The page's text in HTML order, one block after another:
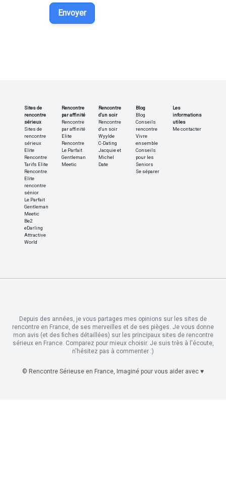
Envoyer
Sites de
rencontre
sérieux
Sites de
rencontre
sérieux
Elite
Rencontre
Tarifs Elite
Rencontre
Elite
rencontre
sénior
Le Parfait
Gentleman
Meetic
Be2
eDarling
Attractive
World
Rencontre
par affinité
Rencontre
par affinité
Elite
Rencontre
Le Parfait
Gentleman
Meetic
Rencontre
d'un soir
Rencontre
d'un soir
Wyylde
C-Dating
Jacquie et
Michel
Date
Blog
Blog
Conseils
rencontre
Vivre
ensemble
Conseils
pour les
Seniors
Se séparer
Les
informations
utiles
Me contacter
Depuis des années, je vous partages mes opinions sur les sites de
rencontre en France, de ses merveilles et de ses pièges. Je vous donne
mon avis (et des fiches détaillées) sur les principaux sites de rencontre
sérieux en France. Comparez pour mieux choisir. Je suis très à l'écoute,
n'hésitez pas à commenter :)
© Rencontre Sérieuse en France, Imaginé pour vous aider avec ♥